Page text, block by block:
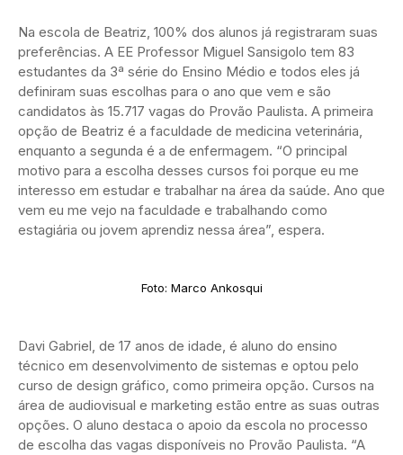
Na escola de Beatriz, 100% dos alunos já registraram suas
preferências. A EE Professor Miguel Sansigolo tem 83
estudantes da 3ª série do Ensino Médio e todos eles já
definiram suas escolhas para o ano que vem e são
candidatos às 15.717 vagas do Provão Paulista. A primeira
opção de Beatriz é a faculdade de medicina veterinária,
enquanto a segunda é a de enfermagem. “O principal
motivo para a escolha desses cursos foi porque eu me
interesso em estudar e trabalhar na área da saúde. Ano que
vem eu me vejo na faculdade e trabalhando como
estagiária ou jovem aprendiz nessa área”, espera.
Foto: Marco Ankosqui
Davi Gabriel, de 17 anos de idade, é aluno do ensino
técnico em desenvolvimento de sistemas e optou pelo
curso de design gráfico, como primeira opção. Cursos na
área de audiovisual e marketing estão entre as suas outras
opções. O aluno destaca o apoio da escola no processo
de escolha das vagas disponíveis no Provão Paulista. “A